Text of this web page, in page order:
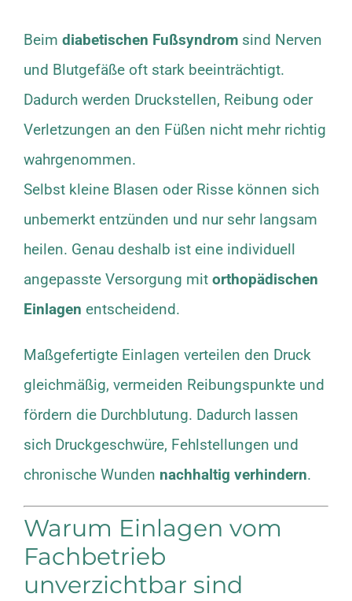
Beim diabetischen Fußsyndrom sind Nerven
und Blutgefäße oft stark beeinträchtigt.
Dadurch werden Druckstellen, Reibung oder
Verletzungen an den Füßen nicht mehr richtig
wahrgenommen.
Selbst kleine Blasen oder Risse können sich
unbemerkt entzünden und nur sehr langsam
heilen. Genau deshalb ist eine individuell
angepasste Versorgung mit orthopädischen
Einlagen entscheidend.
Maßgefertigte Einlagen verteilen den Druck
gleichmäßig, vermeiden Reibungspunkte und
fördern die Durchblutung. Dadurch lassen
sich Druckgeschwüre, Fehlstellungen und
chronische Wunden nachhaltig verhindern.
Warum Einlagen vom
Fachbetrieb
unverzichtbar sind